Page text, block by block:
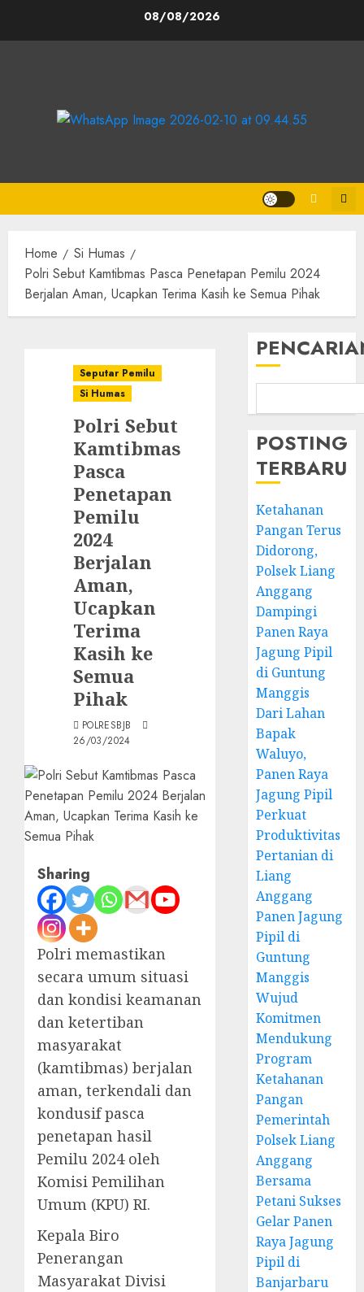
08/08/2026
Home
Si Humas
Polri Sebut Kamtibmas Pasca Penetapan Pemilu 2024
Berjalan Aman, Ucapkan Terima Kasih ke Semua Pihak
Seputar Pemilu
Si Humas
Polri Sebut
Kamtibmas
Pasca
Penetapan
Pemilu
2024
Berjalan
Aman,
Ucapkan
Terima
Kasih ke
Semua
Pihak
POLRESBJB
26/03/2024
Sharing
Polri memastikan
secara umum situasi
dan kondisi keamanan
dan ketertiban
masyarakat
(kamtibmas) berjalan
aman, terkendali dan
kondusif pasca
penetapan hasil
Pemilu 2024 oleh
Komisi Pemilihan
Umum (KPU) RI.
Kepala Biro
Penerangan
Masyarakat Divisi
POSTING
TERBARU
Ketahanan
Pangan Terus
Didorong,
Polsek Liang
Anggang
Dampingi
Panen Raya
Jagung Pipil
di Guntung
Manggis
Dari Lahan
Bapak
Waluyo,
Panen Raya
Jagung Pipil
Perkuat
Produktivitas
Pertanian di
Liang
Anggang
Panen Jagung
Pipil di
Guntung
Manggis
Wujud
Komitmen
Mendukung
Program
Ketahanan
Pangan
Pemerintah
Polsek Liang
Anggang
Bersama
Petani Sukses
Gelar Panen
Raya Jagung
Pipil di
Banjarbaru